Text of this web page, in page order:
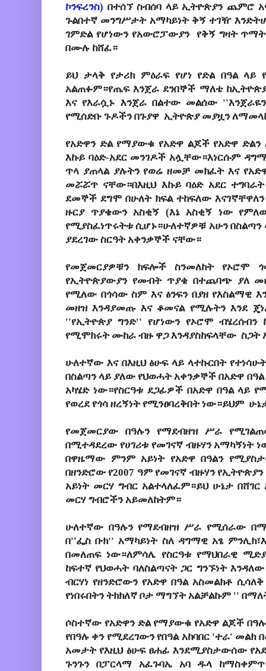
ኮንፍረንስ) በተሰኘ ስብሰባ ላይ ኢትዮጵያን ጨምሮ
ጉልበተኛ መንግሥታት አማካይነት ቅኝ ተገዥ
ገምድል የሆነውን የአውሮፓውያን የቅኝ ግዛት
በሙሉ ከሸፈ።
ይህ ታላቅ የታሪክ ምዕራፍ የሆነ የድል በዓል ላይ
አልጠፉም።የጤፍ እንጀራ ደንበኞች ማለቴ
እና የእራሷኑ እንጀራ በልተው መልሰው
የሚሰድቡ ጉዶችን በጉያዋ ኢትዮጵያ መያዟን
የአድዋን ድል የማያውቁ የአድዋ ልጆች የአድዋ
እኩይ ባዕድ-አደር መንገዶች አሏቸው።እነርሱም
ጥላ ያጠላል ያሉትን የወሬ ዘመቻ መክፈት እና
መሯሯጥ ናቸው።በእዚህ እኩይ ባዕድ አደር
ደመኞች ደግሞ በሁለት ክፍል ተከፍለው
ዙርያ ጥያቄውን አስቂኝ (እኔ አስቂኝ ነው
የሚያስፈነጥሩትቱ ሲሆኑ።ሁለተኛዎቹ አሁን
ያደረገው ስርዓት አቀንቃኞች ናቸው።
የመጀመርያዎቹን ክፍሎች ስንመለከት የኦሮሞ
የኢትዮጵያውያን የመብት ጥያቄ በተጨባጭ ያለ
የሚለው በጎሳው ስም እና ፅንፍን በያዘ የእስልማዊ
መዘዝ እንዳያመጡ እና ቆመናል የሚሉትን እንደ
''የኢትዮጵያ ግንድ'' የሆነውን የኦሮሞ
የሚሞክሩት ሙከራ ብዙ ዋጋ እንዳያስከፍላቸው ስጋት
ሁለተኛው እና በእዚህ ፅሁፍ ላይ ላተኩርበት
በስልጣን ላይ ያለው የህወሓት አቀንቃኞች በአድዋ በዓል
አካሄድ ነው።የስርዓቱ ደጋፊዎች በአድዋ በዓል ላይ
የወረደ የጎሳ ዘረኝነት የሚንፀባረቅበት ነው።ይህም
የመጀመርያው በዓሉን የማደብዘዝ ሥራ
በሚተዳደረው የሀገሪቱ የመገናኛ ብዙሃን አማካኝነት
በዋዜማው ምንም አይነት የአድዋ በዓልን
በዘንድሮው የ2007 ዓም የመገናኛ ብዙሃን
አይነት መርሃ ግብር አልተላለፈም።ይህ ሁኔታ
መርሃ ግብሮችን አይመለከትም።
ሁለተኛው በዓሉን የማደብዘዝ ሥራ የሚሰራው
በ''ፌስ ቡክ'' አማካይነት ስለ ዳግማዊ አፄ
በመለጠፍ ነው።ለምሳሌ የስርዓቱ የማህበራዊ
ከፍተኛ የህወሓት ባለስልጣናት ጋር ግንኙነት
ብርሃነ የዘንድሮውን የአድዋ በዓል አስመልክቶ
የነበሩበትን ትክክለኛ ቦታ ማግኘት አልቻልኩም ''
ሶስተኛው የአድዋን ድል የማያውቁ የአድዋ ልጆች
የበዓሉ ቀን የሚደረገውን የበዓል አከባበር 'ተራ'
አመታት የእዚህ ፅሁፍ ፀሐፊ እንደሚያስታውሰው
ጉንጉን በፓርላማ አፈጉባኤ አባ ዱላ